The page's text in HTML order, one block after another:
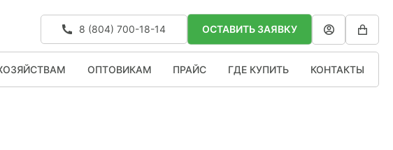
8 (804) 700-18-14 ОСТАВИТЬ ЗАЯВКУ
ОПТОВИКАМ ПРАЙС ГДЕ КУПИТЬ КОНТАКТЫ